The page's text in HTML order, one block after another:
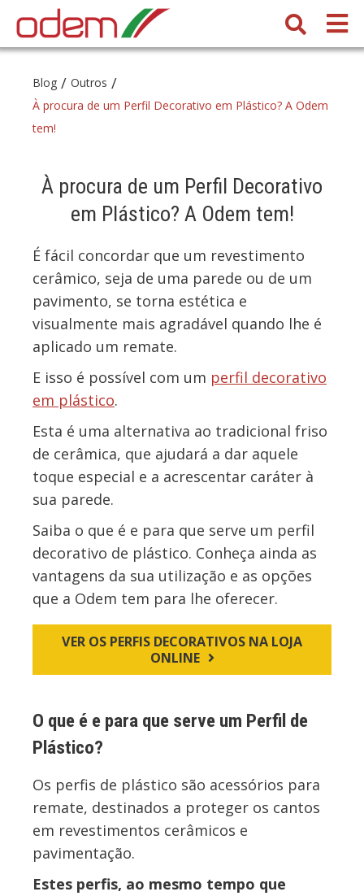
Blog / Outros /
À procura de um Perfil Decorativo em Plástico? A Odem
tem!
À procura de um Perfil Decorativo
em Plástico? A Odem tem!
É fácil concordar que um revestimento
cerâmico, seja de uma parede ou de um
pavimento, se torna estética e
visualmente mais agradável quando lhe é
aplicado um remate.
E isso é possível com um perfil decorativo
em plástico.
Esta é uma alternativa ao tradicional friso
de cerâmica, que ajudará a dar aquele
toque especial e a acrescentar caráter à
sua parede.
Saiba o que é e para que serve um perfil
decorativo de plástico. Conheça ainda as
vantagens da sua utilização e as opções
que a Odem tem para lhe oferecer.
VER OS PERFIS DECORATIVOS NA LOJA
ONLINE
O que é e para que serve um Perfil de
Plástico?
Os perfis de plástico são acessórios para
remate, destinados a proteger os cantos
em revestimentos cerâmicos e
pavimentação.
Estes perfis, ao mesmo tempo que